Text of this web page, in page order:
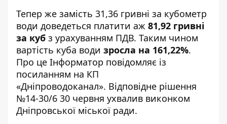
Тепер же замість 31,36 гривні за кубометр
води доведеться платити аж 81,92 гривні
за куб з урахуванням ПДВ. Таким чином
вартість куба води зросла на 161,22%.
Про це Інформатор повідомляє із
посиланням на КП
«Дніпроводоканал». Відповідне рішення
№14-30/6 30 червня ухвалив виконком
Дніпровської міської ради.